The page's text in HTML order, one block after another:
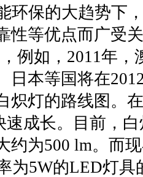
保的大趋势下
性等优点而广受
例如，2011年
日本等国将在
炽灯的路线图。
速成长。目前，
约为500 lm。而
为5W的LED灯